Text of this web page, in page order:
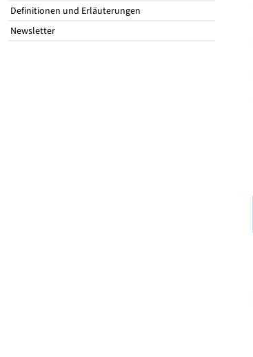
Definitionen und Erläuterungen
Newsletter